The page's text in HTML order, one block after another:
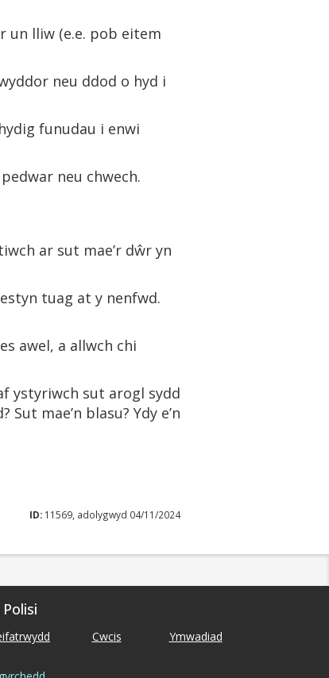
un lliw (e.e. pob eitem
neu ddod o hyd i
funudau i enwi
neu chwech.
ar sut mae’r dŵr yn
tuag at y nenfwd.
awel, a allwch chi
ystyriwch sut arogl sydd
mae’n blasu? Ydy e’n
ID: 11569, adolygwyd 04/11/2024
Polisi
Cwcis Ymwadiad